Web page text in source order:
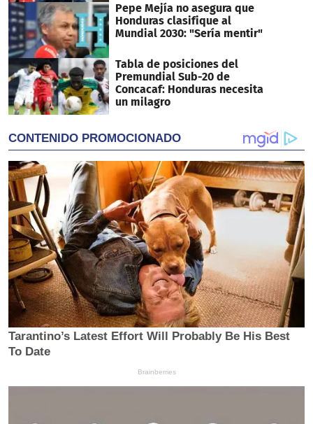
Pepe Mejía no asegura que
Honduras clasifique al
Mundial 2030: "Sería mentir"
Tabla de posiciones del
Premundial Sub-20 de
Concacaf: Honduras necesita
un milagro